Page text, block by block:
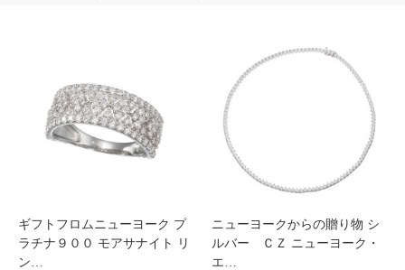
ギフトフロムニューヨーク プ
ラチナ９００ モアサナイト リ
ン…
ニューヨークからの贈り物 シ
ルバー ＣＺ ニューヨーク・
エ…